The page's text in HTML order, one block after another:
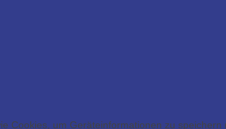
Cookies, um Geräteinformationen zu